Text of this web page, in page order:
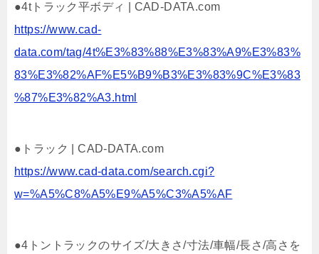
●4tトラック平ボディ | CAD-DATA.com
https://www.cad-
data.com/tag/4t%E3%83%88%E3%83%A9%E3%83%
83%E3%82%AF%E5%B9%B3%E3%83%9C%E3%83
%87%E3%82%A3.html
●トラック | CAD-DATA.com
https://www.cad-data.com/search.cgi?
w=%A5%C8%A5%E9%A5%C3%A5%AF
●4トントラックのサイズ/大きさ/寸法/車幅/長さ/高さを